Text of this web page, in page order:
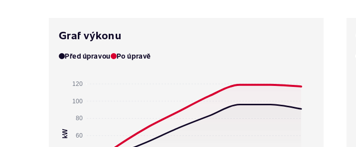
Graf výkonu
Před úpravou Po úpravě
120
100
80
60
kW